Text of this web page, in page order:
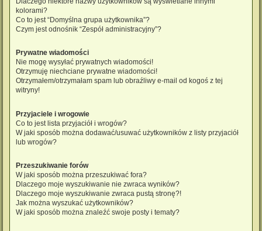
kolorami?
Co to jest “Domyślna grupa użytkownika”?
Czym jest odnośnik “Zespół administracyjny”?
Prywatne wiadomości
Nie mogę wysyłać prywatnych wiadomości!
Otrzymuję niechciane prywatne wiadomości!
Otrzymałem/otrzymałam spam lub obraźliwy e-mail od kogoś z tej
witryny!
Przyjaciele i wrogowie
Co to jest lista przyjaciół i wrogów?
W jaki sposób można dodawać/usuwać użytkowników z listy przyjaciół
lub wrogów?
Przeszukiwanie forów
W jaki sposób można przeszukiwać fora?
Dlaczego moje wyszukiwanie nie zwraca wyników?
Dlaczego moje wyszukiwanie zwraca pustą stronę?!
Jak można wyszukać użytkowników?
W jaki sposób można znaleźć swoje posty i tematy?